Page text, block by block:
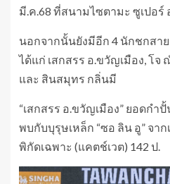
มี.ค.68 ที่สนามไซตามะ ซูเปอร์
นอกจากนั้นยังมีอีก 4 นักชกสา
ได้แก่ เสกสรร อ.ขวัญเมือง, โจ
และ สินสมุทร กลิ่นมี
“เสกสรร อ.ขวัญเมือง” ยอดกำ
พบกับบุรุษเหล็ก “ซอ ลิน อู” จา
พิกัดเฉพาะ (แคตช์เวต) 142 ป.